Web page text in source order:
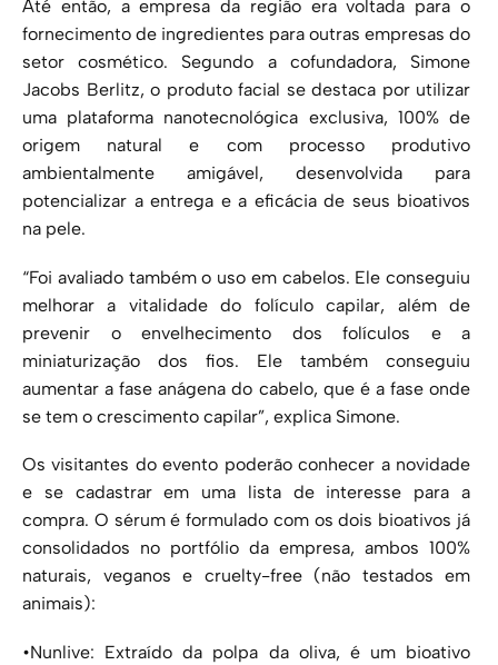
Até então, a empresa da região era voltada para o
fornecimento de ingredientes para outras empresas do
setor cosmético. Segundo a cofundadora, Simone
Jacobs Berlitz, o produto facial se destaca por utilizar
uma plataforma nanotecnológica exclusiva, 100% de
origem natural e com processo produtivo
ambientalmente amigável, desenvolvida para
potencializar a entrega e a eficácia de seus bioativos
na pele.
“Foi avaliado também o uso em cabelos. Ele conseguiu
melhorar a vitalidade do folículo capilar, além de
prevenir o envelhecimento dos folículos e a
miniaturização dos fios. Ele também conseguiu
aumentar a fase anágena do cabelo, que é a fase onde
se tem o crescimento capilar”, explica Simone.
Os visitantes do evento poderão conhecer a novidade
e se cadastrar em uma lista de interesse para a
compra. O sérum é formulado com os dois bioativos já
consolidados no portfólio da empresa, ambos 100%
naturais, veganos e cruelty-free (não testados em
animais):
•Nunlive: Extraído da polpa da oliva, é um bioativo